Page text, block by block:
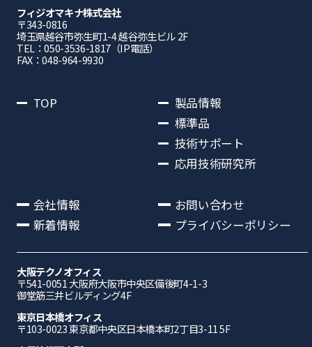
フィジオマキナ株式会社
〒343-0816
埼⽟県越⾕市弥⽣町1-4 越⾕弥⽣ビル 2F
TEL：050-3536-1817（IP電話）
FAX：048-964-9930
TOP
製品情報
標準品
技術サポート
応用技術研究所
会社情報
新着情報
お問い合わせ
プライバシーポリシー
大阪テクノオフィス
〒541-0051 ⼤阪府⼤阪市中央区備後町4-1-3
御堂筋三井ビルディング4F
東京日本橋オフィス
〒103-0023 東京都中央区日本橋本町2丁目3-11 5F